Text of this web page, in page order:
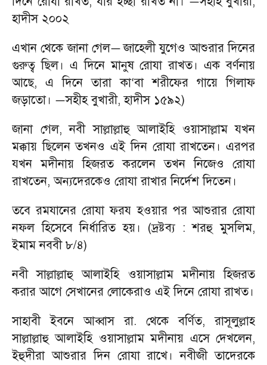
—
হাদীস ২০০২
এখান থেকে জানা গেল— জাহেলী যুগেও আশুরার দিনের
গুরুত্ব ছিল। এ দিনে মানুষ রোযা রাখত। এক বর্ণনায়
আছে,এ দিনে তারা কা‘বা শরীফের গায়ে গিলাফ
জড়াতো। —সহীহ বুখারী,হাদীস ১৫৯২)
জানা গেল,নবী সাল্লাল্লাহু আলাইহি ওয়াসাল্লাম যখন
মক্কায় ছিলেন তখনও এই দিন রোযা রাখতেন। এরপর
যখন মদীনায় হিজরত করলেন তখন নিজেও রোযা
রাখতেন,অন্যদেরকেও রোযা রাখার নির্দেশ দিতেন।
তবে রমযানের রোযা ফরয হওয়ার পর আশুরার রোযা
নফল হিসেবে নির্ধারিত হয়। (দ্রষ্টব্য : শরহু মুসলিম,
ইমাম নববী ৮/৪)
নবী সাল্লাল্লাহু আলাইহি ওয়াসাল্লাম মদীনায় হিজরত
করার আগে সেখানের লোকেরাও এই দিনে রোযা রাখত।
সাহাবী ইবনে আব্বাস রা. থেকে বর্ণিত,রাসূলুল্লাহ
সাল্লাল্লাহু আলাইহি ওয়াসাল্লাম মদীনায় এসে দেখলেন,
ইহুদীরা আশুরার দিন রোযা রাখে। নবীজী তাদেরকে